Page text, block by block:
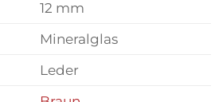
12 mm
Mineralglas
Leder